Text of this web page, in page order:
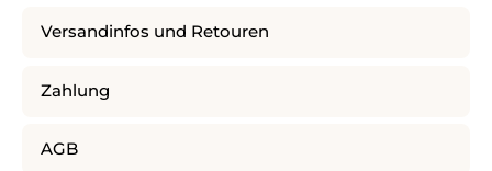
Versandinfos und Retouren
Zahlung
AGB